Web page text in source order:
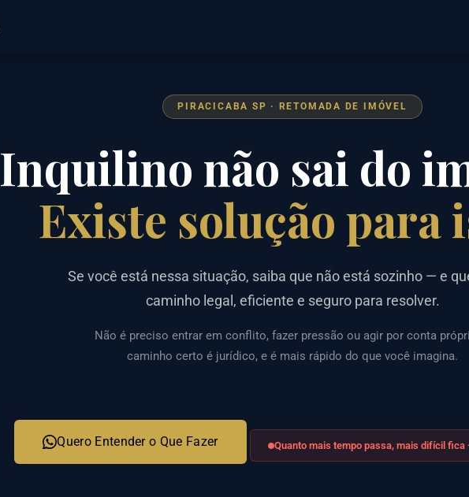
PIRACICABA SP · RETOMADA DE IMÓVEL
Inquilino não sai do
Existe solução para
Se você está nessa situação, saiba que não está sozinho — e
caminho legal, eficiente e seguro para resolver.
Não é preciso entrar em conflito, fazer pressão ou agir por conta
caminho certo é jurídico, e é mais rápido do que você imagina.
Quero Entender o Que Fazer Quanto mais tempo passa, mais difícil fica